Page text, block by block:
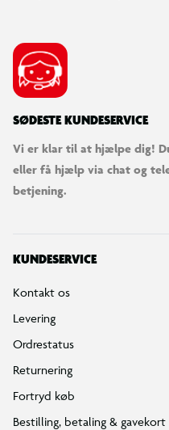
SØDESTE KUNDESERVICE
Vi er klar til at hjælpe dig!
eller få hjælp via chat og
betjening.
KUNDESERVICE
Kontakt os
Levering
Ordrestatus
Returnering
Fortryd køb
Bestilling, betaling & gavekort